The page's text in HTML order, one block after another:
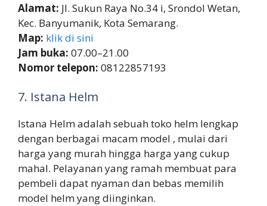
Alamat: Jl. Sukun Raya No.34 i, Srondol Wetan,
Kec. Banyumanik, Kota Semarang.
Map: klik di sini
Jam buka: 07.00–21.00
Nomor telepon: 08122857193
7. Istana Helm
Istana Helm adalah sebuah toko helm lengkap
dengan berbagai macam model , mulai dari
harga yang murah hingga harga yang cukup
mahal. Pelayanan yang ramah membuat para
pembeli dapat nyaman dan bebas memilih
model helm yang diinginkan.